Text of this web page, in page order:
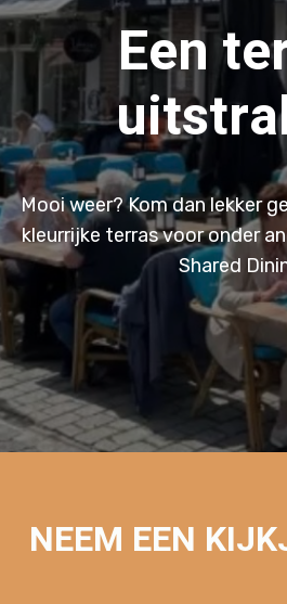
Een
Mooi weer? Kom dan lekker
kleurrijke terras voor onder
Shared
NEEM EEN